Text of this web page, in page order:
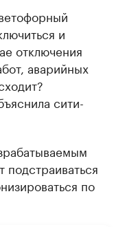
и
отключения
аварийных
сити-
по